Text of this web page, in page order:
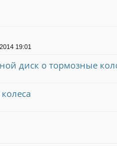
19:01
диск о тормозные